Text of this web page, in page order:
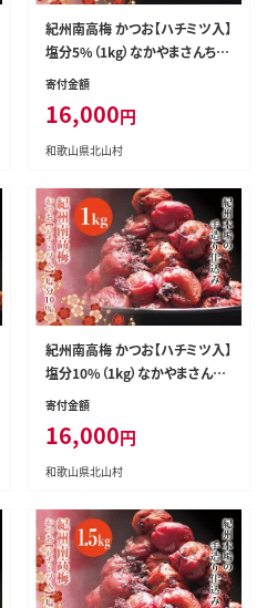
紀州南高梅 かつお【ハチミツ入】
塩分5%（1kg）なかやまさんちの
梅干 うめ ウメ ume【nky005-2
寄付金額
16,000円
和歌山県北山村
紀州南高梅 かつお【ハチミツ入】
塩分10%（1kg）なかやまさんち
の梅干 うめ ウメ【nky006-210
寄付金額
16,000円
和歌山県北山村